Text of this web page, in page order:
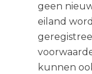
geen
eiland
kunnen